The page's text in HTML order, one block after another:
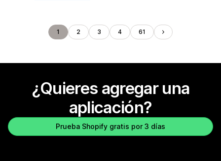
1 2 3 4 61
¿Quieres agregar una
aplicación?
Prueba Shopify gratis por 3 días